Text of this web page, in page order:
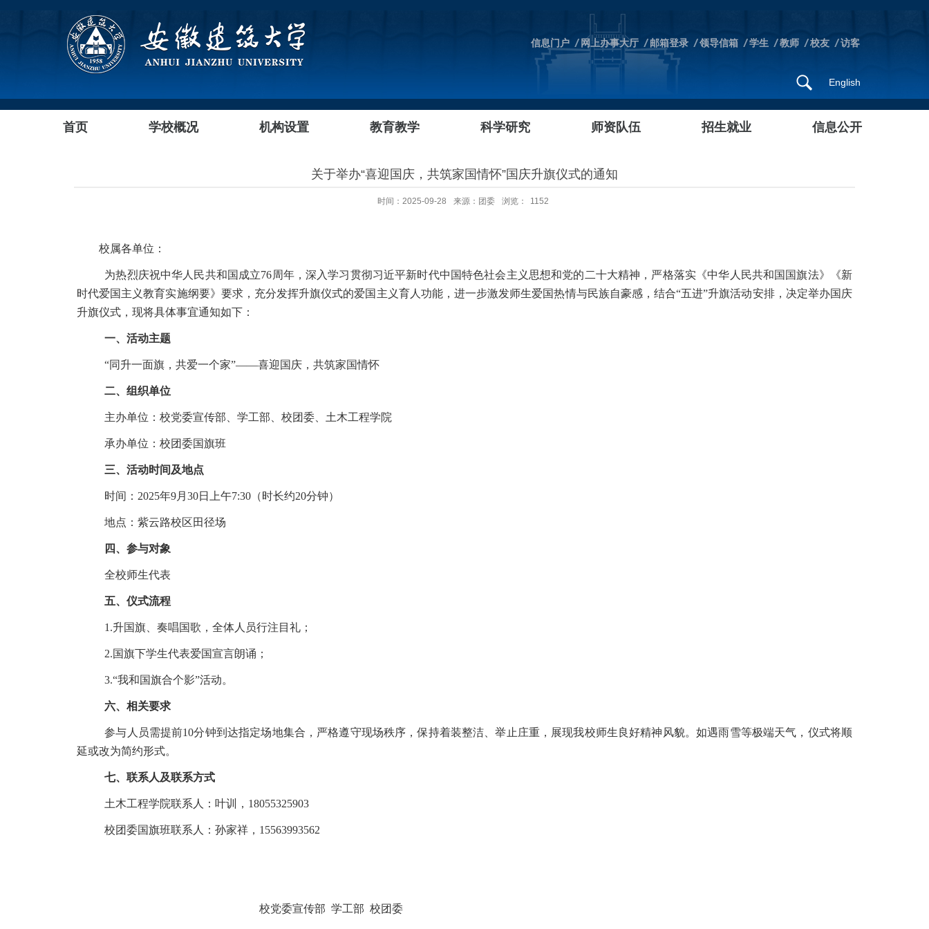
信息门户 网上办事大厅 邮箱登录 领导信箱 学生 教师 校友 访客
English
首页 学校概况 机构设置 教育教学 科学研究 师资队伍 招生就业 信息公开
关于举办“喜迎国庆，共筑家国情怀”国庆升旗仪式的通知
时间：2025-09-28 来源：团委 浏览： 1152
校属各单位：
为热烈庆祝中华人民共和国成立76周年，深入学习贯彻习近平新时代中国特色社会主义思想和党的二十大精神，严格落实《中华人民共和国国旗法》《新
时代爱国主义教育实施纲要》要求，充分发挥升旗仪式的爱国主义育人功能，进一步激发师生爱国热情与民族自豪感，结合“五进”升旗活动安排，决定举办国庆
升旗仪式，现将具体事宜通知如下：
一、活动主题
“同升一面旗，共爱一个家”——喜迎国庆，共筑家国情怀
二、组织单位
主办单位：校党委宣传部、学工部、校团委、土木工程学院
承办单位：校团委国旗班
三、活动时间及地点
时间：2025年9月30日上午7:30（时长约20分钟）
地点：紫云路校区田径场
四、参与对象
全校师生代表
五、仪式流程
1.升国旗、奏唱国歌，全体人员行注目礼；
2.国旗下学生代表爱国宣言朗诵；
3.“我和国旗合个影”活动。
六、相关要求
参与人员需提前10分钟到达指定场地集合，严格遵守现场秩序，保持着装整洁、举止庄重，展现我校师生良好精神风貌。如遇雨雪等极端天气，仪式将顺
延或改为简约形式。
七、联系人及联系方式
土木工程学院联系人：叶训，18055325903
校团委国旗班联系人：孙家祥，15563993562
校党委宣传部 学工部 校团委